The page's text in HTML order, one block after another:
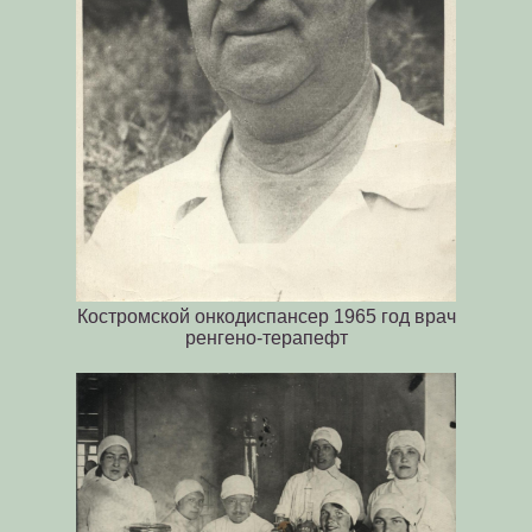
Полоскательные предприятия
Торговая баня: «в нумер» или в
отделение?
Распивочно и на вынос...
Кострома пила шкаликами,
мерзавчиками и даже вёдрами
Цервелат, салами, варёная с
История «сковородки» как
народного сквера
Судьба памятника
Город с часами без времени
Из жизни беседки
Торговые пространства
Костромской онкодиспансер 1965 год врач
ренгено-терапефт